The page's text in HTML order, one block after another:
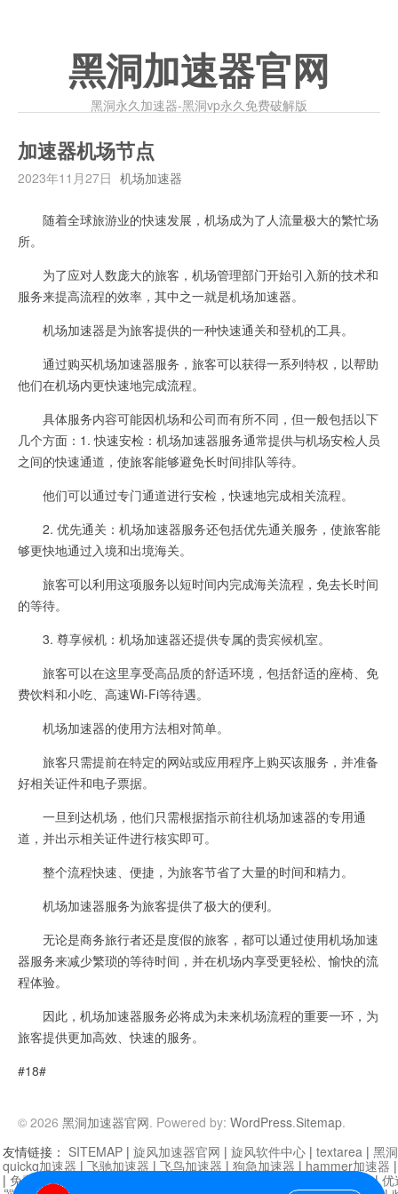
黑洞加速器官网
黑洞永久加速器-黑洞vp永久免费破解版
加速器机场节点
2023年11月27日 机场加速器
随着全球旅游业的快速发展，机场成为了人流量极大的繁忙场
所。
为了应对人数庞大的旅客，机场管理部门开始引入新的技术和
服务来提高流程的效率，其中之一就是机场加速器。
机场加速器是为旅客提供的一种快速通关和登机的工具。
通过购买机场加速器服务，旅客可以获得一系列特权，以帮助
他们在机场内更快速地完成流程。
具体服务内容可能因机场和公司而有所不同，但一般包括以下
几个方面：1. 快速安检：机场加速器服务通常提供与机场安检人员
之间的快速通道，使旅客能够避免长时间排队等待。
他们可以通过专门通道进行安检，快速地完成相关流程。
2. 优先通关：机场加速器服务还包括优先通关服务，使旅客能
够更快地通过入境和出境海关。
旅客可以利用这项服务以短时间内完成海关流程，免去长时间
的等待。
3. 尊享候机：机场加速器还提供专属的贵宾候机室。
旅客可以在这里享受高品质的舒适环境，包括舒适的座椅、免
费饮料和小吃、高速Wi-Fi等待遇。
机场加速器的使用方法相对简单。
旅客只需提前在特定的网站或应用程序上购买该服务，并准备
好相关证件和电子票据。
一旦到达机场，他们只需根据指示前往机场加速器的专用通
道，并出示相关证件进行核实即可。
整个流程快速、便捷，为旅客节省了大量的时间和精力。
机场加速器服务为旅客提供了极大的便利。
无论是商务旅行者还是度假的旅客，都可以通过使用机场加速
器服务来减少繁琐的等待时间，并在机场内享受更轻松、愉快的流
程体验。
因此，机场加速器服务必将成为未来机场流程的重要一环，为
旅客提供更加高效、快速的服务。
#18#
© 2026 黑洞加速器官网. Powered by: WordPress.Sitemap.
友情链接： SITEMAP | 旋风加速器官网 | 旋风软件中心 | textarea | 黑
quickq加速器 | 飞驰加速器 | 飞鸟加速器 | 狗急加速器 | hammer加速器
| 免费vqn加速外网 迷雾通|优